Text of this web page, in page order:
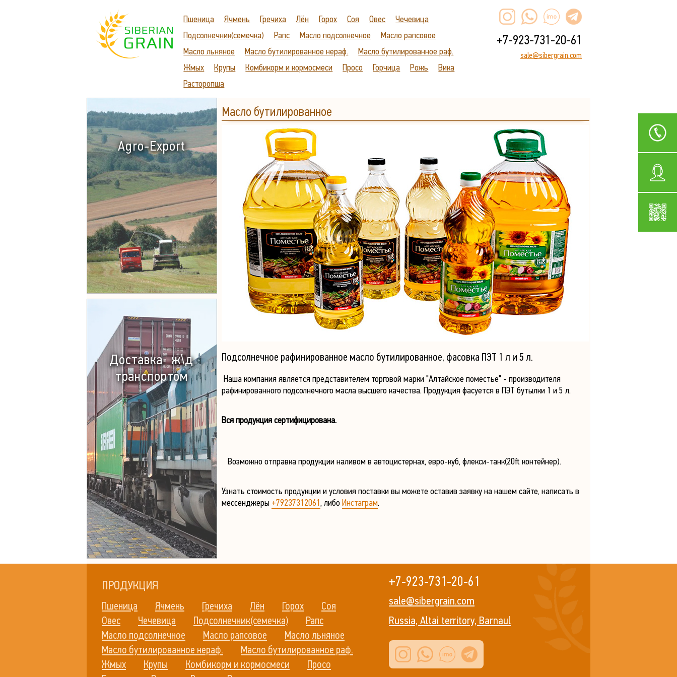
Пшеница Ячмень Гречиха Лён Горох Соя Овес
Чечевица
Подсолнечник(семечка)
Рапс Масло подсолнечное
Масло рапсовое
Масло льняное
Масло бутилированное нераф.
Масло бутилированное раф.
Жмых
Крупы Комбикорм и кормосмеси Просо Горчица Рожь
Вика
Расторопша
+7-923-731-20-61
sale@sibergrain.com
Agro-Export
Доставка ж\д
транспортом
Масло бутилированное
Подсолнечное рафинированное масло бутилированное, фасовка ПЭТ 1 л и 5 л.
Наша компания является представителем торговой марки "Алтайское поместье" - производителя
рафинированного подсолнечного масла высшего качества. Продукция фасуется в ПЭТ бутылки 1 и 5 л.
Вся продукция сертифицирована.
Возможно отправка продукции наливом в автоцистернах, евро-куб, флекси-танк(20ft контейнер).
Узнать стоимость продукции и условия поставки вы можете оставив заявку на нашем сайте, написать в
мессенджеры +79237312061, либоИнстаграм.
ПРОДУКЦИЯ
Пшеница Ячмень Гречиха Лён Горох
Соя
Овес
Чечевица Подсолнечник(семечка)
Рапс
Масло подсолнечное
Масло рапсовое
Масло льняное
Масло бутилированное нераф.
Масло бутилированное раф.
Жмых
Крупы Комбикорм и кормосмеси
Просо
+7-923-731-20-61
sale@sibergrain.com
Russia, Altai territory, Barnaul